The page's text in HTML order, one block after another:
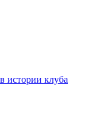
истории клуба